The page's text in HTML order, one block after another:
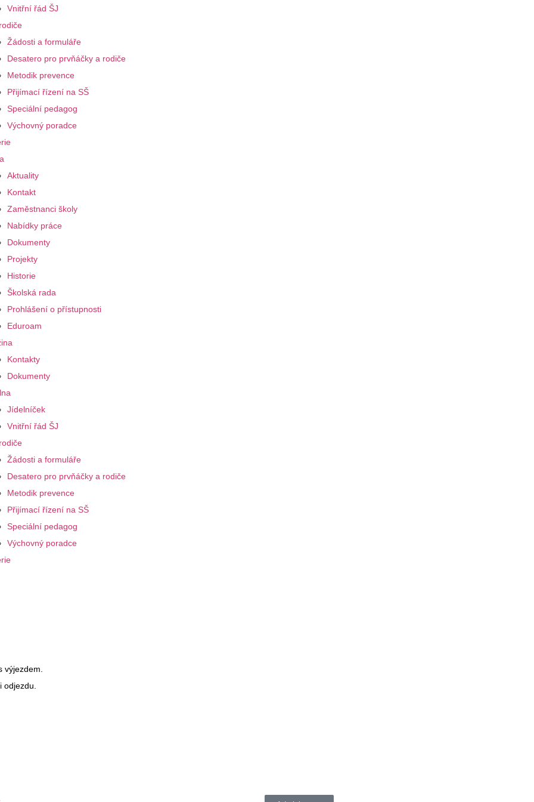
Vnitřní řád ŠJ
Žádosti a formuláře
Desatero pro prvňáčky a rodiče
Metodik prevence
Přijímací řízení na SŠ
Speciální pedagog
Výchovný poradce
Aktuality
Kontakt
Zaměstnanci školy
Nabídky práce
Dokumenty
Projekty
Historie
Školská rada
Prohlášení o přístupnosti
Eduroam
Kontakty
Dokumenty
Jídelníček
Vnitřní řád ŠJ
Žádosti a formuláře
Desatero pro prvňáčky a rodiče
Metodik prevence
Přijímací řízení na SŠ
Speciální pedagog
Výchovný poradce